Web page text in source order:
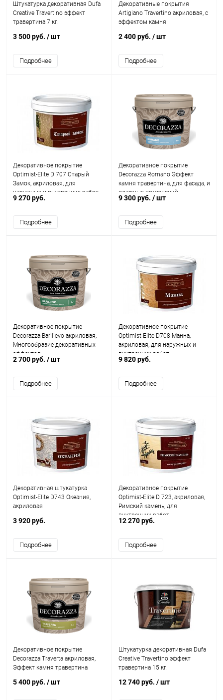
Штукатурка декоративная Dufa
Creative Travertino эффект
травертина 7 кг.
3 500 руб. / шт
Подробнее
Декоративные покрытия
Artigiano Travertino акриловая, с
эффектом камня
2 400 руб. / шт
Подробнее
Декоративное покрытие
Optimist-Elite D 707 Старый
Замок, акриловая, для
наружных и внутренних работ
9 270 руб.
Подробнее
Декоративное покрытие
Decorazza Romano Эффект
камня травертина, для фасада, и
влажных помещений
9 300 руб. / шт
Подробнее
Декоративное покрытие
Decorazza Barilievo акриловая,
Многообразие декоративных
эффектов
2 700 руб. / шт
Подробнее
Декоративное покрытие
Optimist-Elite D708 Манна,
акриловая, для наружных и
внутренних работ
9 820 руб.
Подробнее
Декоративная штукатурка
Optimist-Elite D743 Океания,
акриловая
3 920 руб.
Подробнее
Декоративное покрытие
Optimist-Elite D 723, акриловая,
Римский камень, для
внутренних работ
12 270 руб.
Подробнее
Декоративное покрытие
Decorazza Traverta акриловая,
Эффект камня травертина
5 400 руб. / шт
Штукатурка декоративная Dufa
Creative Travertino эффект
травертина 15 кг.
12 740 руб. / шт